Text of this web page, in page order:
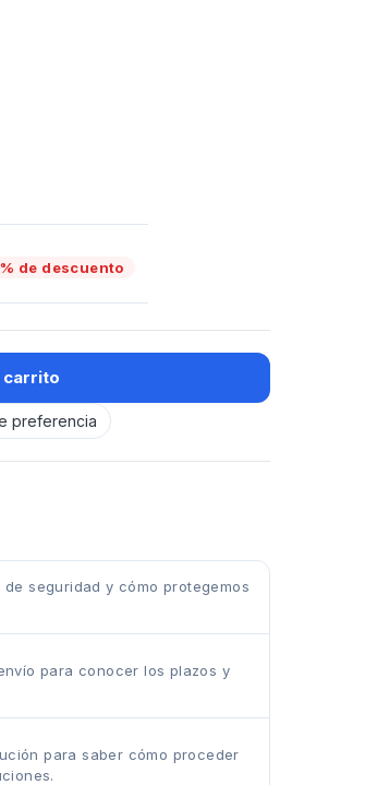
de descuento
carrito
preferencia
seguridad y cómo protegemos
para conocer los plazos y
para saber cómo proceder